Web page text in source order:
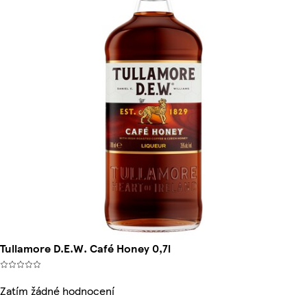
Tullamore D.E.W. Café Honey 0,7l
Zatím žádné hodnocení